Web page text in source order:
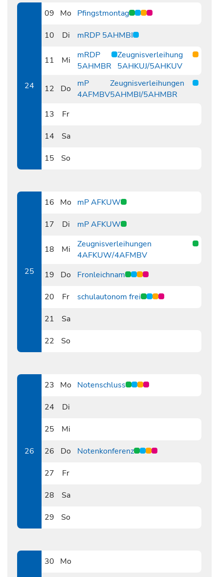
24
09
Mo Pfingstmontag
10
Di mRDP 5AHMBI
11
Mi
mRDP
5AHMBR
Zeugnisverleihung
5AHKUJ/5AHKUV
12
Do
mP
4AFMBV
Zeugnisverleihungen
5AHMBI/5AHMBR
13
Fr
14
Sa
15
So
25
16
Mo mP AFKUW
17
Di mP AFKUW
18
Mi
Zeugnisverleihungen
4AFKUW/4AFMBV
19
Do Fronleichnam
20
Fr schulautonom frei
21
Sa
22
So
26
23
Mo Notenschluss
24
Di
25
Mi
26
Do Notenkonferenz
27
Fr
28
Sa
29
So
30
Mo